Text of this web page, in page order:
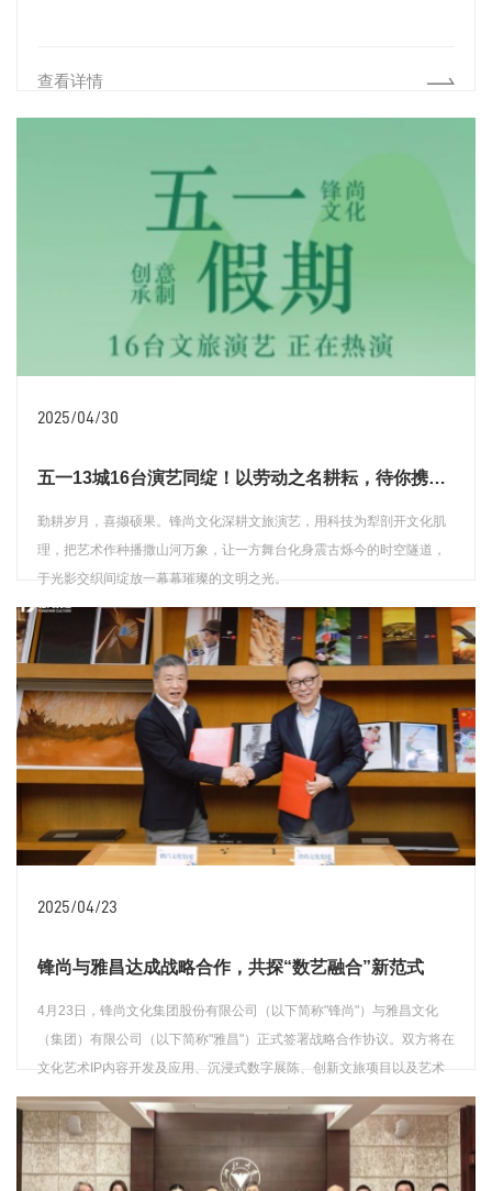
查看详情
2025/04/30
五一13城16台演艺同绽！以劳动之名耕耘，待你携热爱奔赴
勤耕岁月，喜撷硕果。锋尚文化深耕文旅演艺，用科技为犁剖开文化肌
理，把艺术作种播撒山河万象，让一方舞台化身震古烁今的时空隧道，
于光影交织间绽放一幕幕璀璨的文明之光。
查看详情
2025/04/23
锋尚与雅昌达成战略合作，共探“数艺融合”新范式
4月23日，锋尚文化集团股份有限公司（以下简称"锋尚"）与雅昌文化
（集团）有限公司（以下简称"雅昌"）正式签署战略合作协议。双方将在
文化艺术IP内容开发及应用、沉浸式数字展陈、创新文旅项目以及艺术
研学等核心领域开展深度合作，以前瞻性战略布局与创新性实践举措，
全方位解锁艺术价值的无限潜能，探索多元化发展路径。锋尚董事长沙
晓岚，雅昌董事长万捷分别代表双方签约。
查看详情